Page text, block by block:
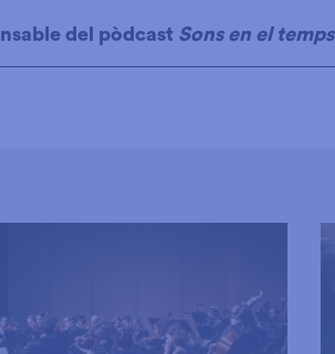
del pòdcast Sons en el temps